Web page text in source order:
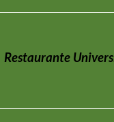
Restaurante